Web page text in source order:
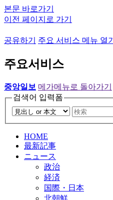
본문 바로가기
이전 페이지로 가기
공유하기 주요 서비스 메뉴 열기
주요서비스
중앙일보 메가메뉴로 돌아가기
검색어 입력폼
HOME
最新記事
ニュース
政治
経済
国際・日本
北朝鮮